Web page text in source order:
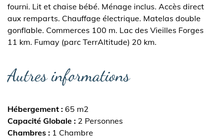
fourni. Lit et chaise bébé. Ménage inclus. Accès direct
aux remparts. Chauffage électrique. Matelas double
gonflable. Commerces 100 m. Lac des Vieilles Forges
11 km. Fumay (parc TerrAltitude) 20 km.
Autres informations
Hébergement 65 m2
Capacité Globale
2 Personnes
Chambres
1 Chambre